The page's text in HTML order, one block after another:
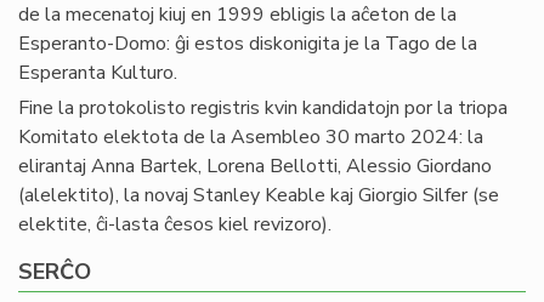
de la mecenatoj kiuj en 1999 ebligis la aĉeton de la
Esperanto-Domo: ĝi estos diskonigita je la Tago de la
Esperanta Kulturo.
Fine la protokolisto registris kvin kandidatojn por la triopa
Komitato elektota de la Asembleo 30 marto 2024: la
elirantaj Anna Bartek, Lorena Bellotti, Alessio Giordano
(alelektito), la novaj Stanley Keable kaj Giorgio Silfer (se
elektite, ĉi-lasta ĉesos kiel revizoro).
SERĈO